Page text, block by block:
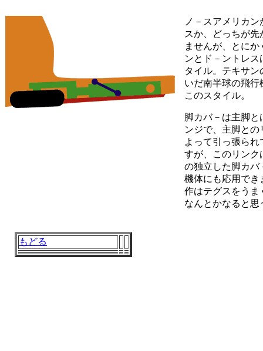
ノ－スアメリカン
スか、どっちが先
ませんが、とにか
ンとド－ントレス
タイル。テキサン
いだ南半球の飛行
このスタイル。
脚カバ－は主脚と
ンジで、主脚との
よって引っ張られ
すが、このリンク
の独立した脚カバ
機体にも応用でき
作はテグスをうま
なんとかなると思
もどる